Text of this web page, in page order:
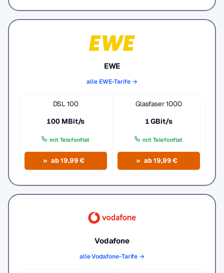
EWE
alle EWE-Tarife →
DSL 100
100 MBit/s
mit Telefonflat
ab 19,99 €
Glasfaser 1000
1 GBit/s
mit Telefonflat
ab 19,99 €
Vodafone
alle Vodafone-Tarife →